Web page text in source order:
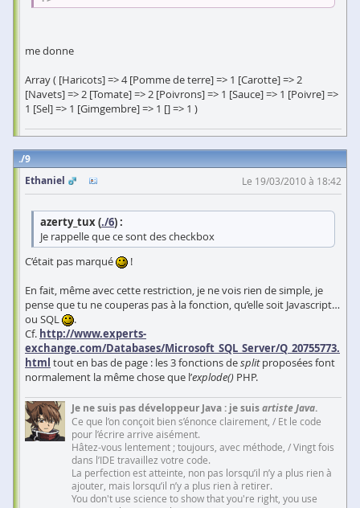
me donne
Array ( [Haricots] => 4 [Pomme de terre] => 1 [Carotte] => 2
[Navets] => 2 [Tomate] => 2 [Poivrons] => 1 [Sauce] => 1 [Poivre] =>
1 [Sel] => 1 [Gimgembre] => 1 [] => 1 )
9
Ethaniel
Le 19/03/2010 à 18:42
azerty_tux (./6) :
Je rappelle que ce sont des checkbox
C’était pas marqué
!
En fait, même avec cette restriction, je ne vois rien de simple, je
pense que tu ne couperas pas à la fonction, qu’elle soit Javascript…
ou SQL
.
Cf. http://www.experts-
exchange.com/Databases/Microsoft_SQL_Server/Q_20755773.
html tout en bas de page : les 3 fonctions desplitproposées font
normalement la même chose que l’explode() PHP.
Je ne suis pas développeur Java : je suisartiste Java.
Ce que l’on conçoit bien s’énonce clairement, / Et le code
pour l’écrire arrive aisément.
Hâtez-vous lentement ; toujours, avec méthode, / Vingt fois
dans l’IDE travaillez votre code.
La perfection est atteinte, non pas lorsqu’il n’y a plus rien à
ajouter, mais lorsqu’il n’y a plus rien à retirer.
You don't use science to show that you're right, you use